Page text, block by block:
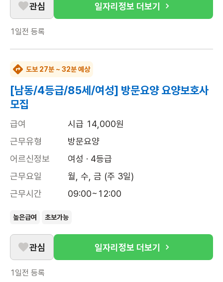
관심 일자리정보 더보기
1일전 등록
도보 27분 ~ 32분 예상
[남동/4등급/85세/여성] 방문요양 요양보호사
모집
급여
시급 14,000원
근무유형
방문요양
어르신정보
여성 · 4등급
근무요일
월, 수, 금 (주 3일)
근무시간
09:00~12:00
높은급여 초보가능
관심 일자리정보 더보기
1일전 등록